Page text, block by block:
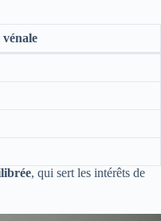
, qui sert les intérêts de